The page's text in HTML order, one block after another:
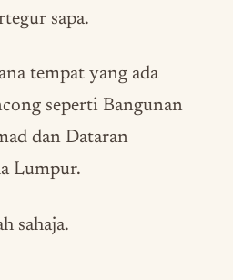
sapa.
tempat yang ada
seperti Bangunan
dan Dataran
Lumpur.
sahaja.